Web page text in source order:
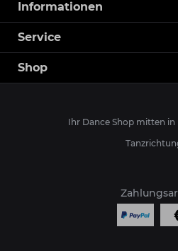
Informationen
Service
Shop
Ihr Dance Shop mitten